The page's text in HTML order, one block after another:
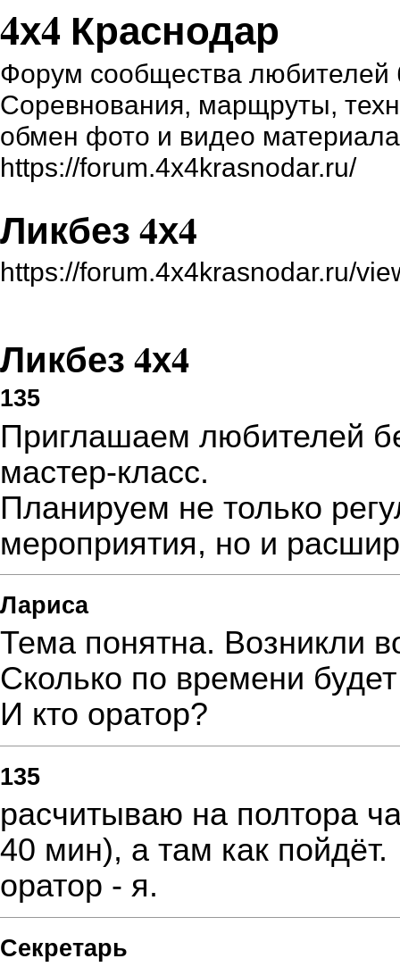
4х4 Краснодар
Форум сообщества любителей
Соревнования, марщруты,
обмен фото и видео
https://forum.4x4krasnodar.ru/
Ликбез 4х4
https://forum.4x4krasnodar.ru/
Ликбез 4х4
135
Приглашаем любителей
мастер-класс.
Планируем не только
мероприятия, но и
Лариса
Тема понятна. Возникли
Сколько по времени
И кто оратор?
135
расчитываю на полтора
40 мин), а там как пойдёт.
оратор - я.
Секретарь